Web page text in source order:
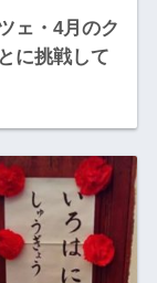
ェ・4月のク
に挑戦して